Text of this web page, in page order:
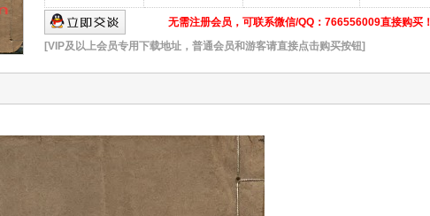
无需注册会员，可联系微信/QQ：766556009直接购买！
[VIP及以上会员专用下载地址，普通会员和游客请直接点击购买按钮]